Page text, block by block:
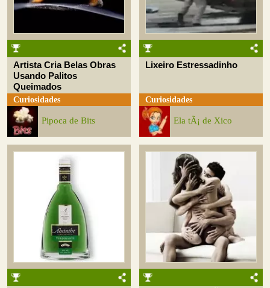
Artista Cria Belas Obras
Usando Palitos
Queimados
Curiosidades
Pipoca de Bits
Lixeiro Estressadinho
Curiosidades
Ela tÃ¡ de Xico